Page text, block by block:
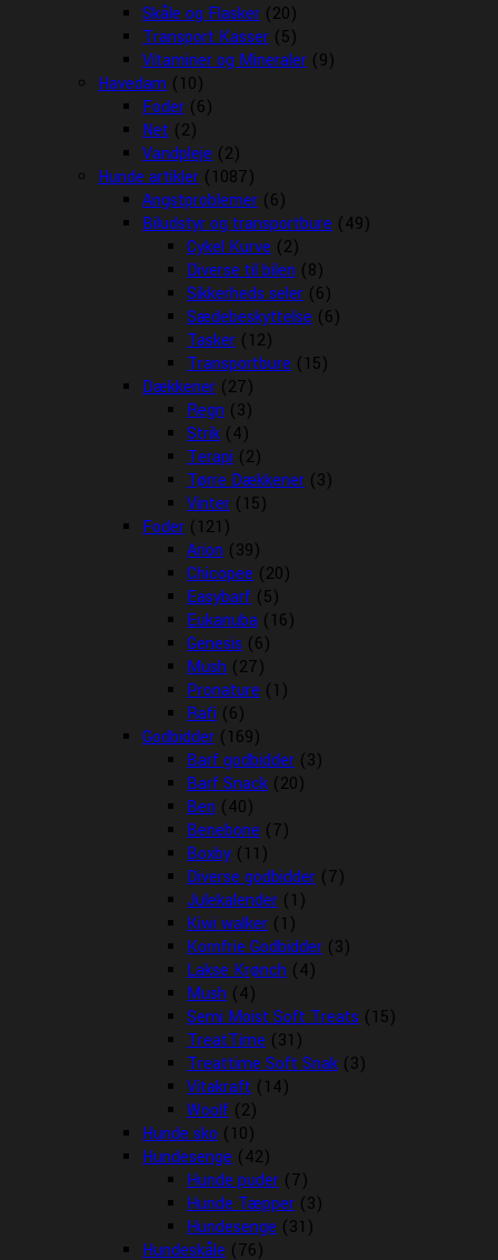
Skåle og Flasker (20)
Transport Kasser (5)
Vitaminer og Mineraler (9)
Havedam (10)
Foder (6)
Net (2)
Vandpleje (2)
Hunde artikler (1087)
Angstproblemer (6)
Biludstyr og transportbure (49)
Cykel Kurve (2)
Diverse til bilen (8)
Sikkerheds seler (6)
Sædebeskyttelse (6)
Tasker (12)
Transportbure (15)
Dækkener (27)
Regn (3)
Strik (4)
Terapi (2)
Tørre Dækkener (3)
Vinter (15)
Foder (121)
Arion (39)
Chicopee (20)
Easybarf (5)
Eukanuba (16)
Genesis (6)
Mush (27)
Pronature (1)
Rafi (6)
Godbidder (169)
Barf godbidder (3)
Barf Snack (20)
Ben (40)
Benebone (7)
Boxby (11)
Diverse godbidder (7)
Julekalender (1)
Kiwi walker (1)
Kornfrie Godbidder (3)
Lakse Krønch (4)
Mush (4)
Semi Moist Soft Treats (15)
TreatTime (31)
Treattime Soft Snak (3)
Vitakraft (14)
Woolf (2)
Hunde sko (10)
Hundesenge (42)
Hunde puder (7)
Hunde Tæpper (3)
Hundesenge (31)
Hundeskåle (76)